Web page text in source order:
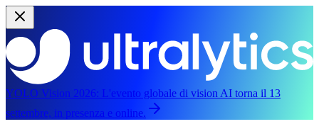
YOLO Vision 2026: L'evento globale di vision AI torna il 13
settembre, in presenza e online.